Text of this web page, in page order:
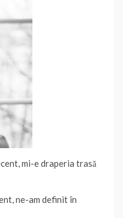
mi-e draperia trasă
ne-am definit în